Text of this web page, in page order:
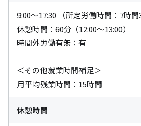
9:00～17:30 （所定労働時間：7時間
休憩時間：60分（12:00～13:00）
時間外労働有無：有
＜その他就業時間補足＞
月平均残業時間：15時間
休憩時間